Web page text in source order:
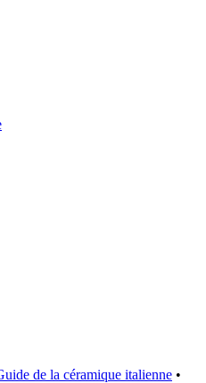
de la céramique italienne •